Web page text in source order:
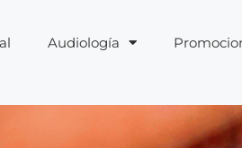
Audiología